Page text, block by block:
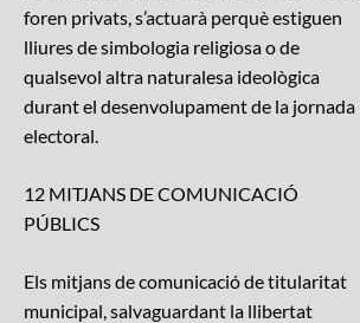
foren privats, s’actuarà perquè estiguen
lliures de simbologia religiosa o de
qualsevol altra naturalesa ideològica
durant el desenvolupament de la jornada
electoral.
12 MITJANS DE COMUNICACIÓ
PÚBLICS
Els mitjans de comunicació de titularitat
municipal, salvaguardant la llibertat